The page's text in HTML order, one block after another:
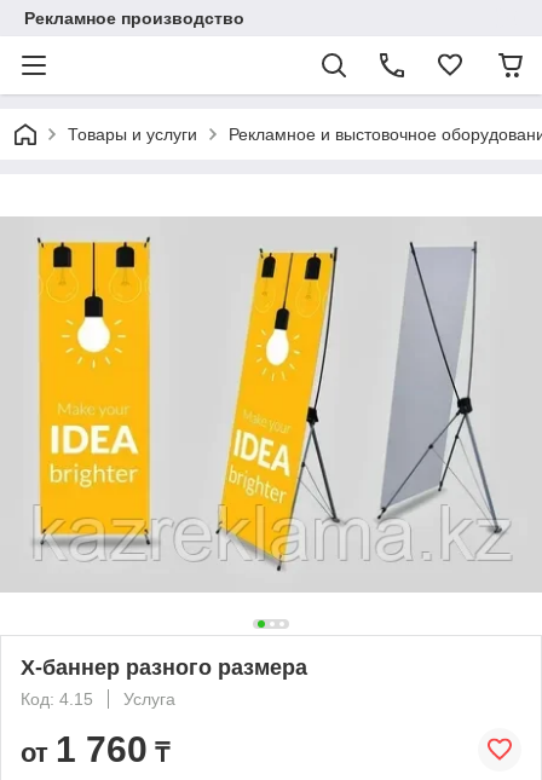
Рекламное производство
Товары и услуги Рекламное и выстовочное
Х-баннер разного размера
Код: 4.15 Услуга
от 1 760 ₸